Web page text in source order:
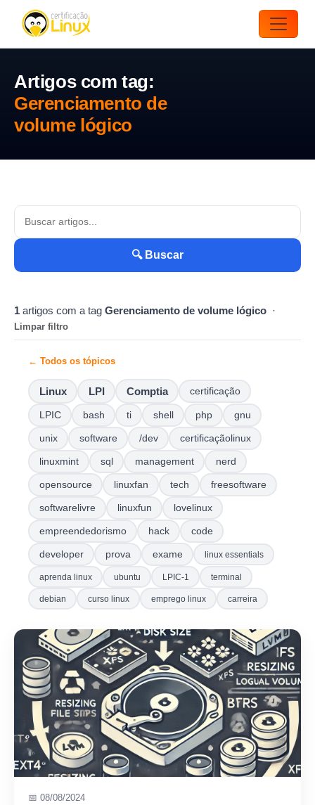
Artigos com tag:
Gerenciamento de
volume lógico
🔍 Buscar
1 artigos com a tag Gerenciamento de volume lógico ·
Limpar filtro
← Todos os tópicos
Linux LPI Comptia certificação
LPIC bash ti shell php gnu
unix software /dev certificaçãolinux
linuxmint sql management nerd
opensource linuxfan tech freesoftware
softwarelivre linuxfun lovelinux
empreendedorismo hack code
developer prova exame linux essentials
aprenda linux ubuntu LPIC-1 terminal
debian curso linux emprego linux carreira
📅 08/08/2024